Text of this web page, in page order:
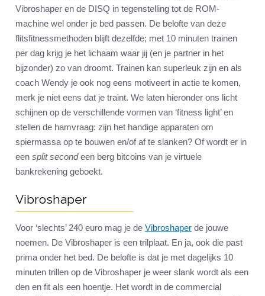
Vibroshaper en de DISQ in tegenstelling tot de ROM-
machine wel onder je bed passen. De belofte van deze
flitsfitnessmethoden blijft dezelfde; met 10 minuten trainen
per dag krijg je het lichaam waar jij (en je partner in het
bijzonder) zo van droomt. Trainen kan superleuk zijn en als
coach Wendy je ook nog eens motiveert in actie te komen,
merk je niet eens dat je traint. We laten hieronder ons licht
schijnen op de verschillende vormen van ‘fitness light’ en
stellen de hamvraag: zijn het handige apparaten om
spiermassa op te bouwen en/of af te slanken? Of wordt er in
een split secondeen berg bitcoins van je virtuele
bankrekening geboekt.
Vibroshaper
Voor ‘slechts’ 240 euro mag je de Vibroshaper de jouwe
noemen. De Vibroshaper is een trilplaat. En ja, ook die past
prima onder het bed. De belofte is dat je met dagelijks 10
minuten trillen op de Vibroshaper je weer slank wordt als een
den en fit als een hoentje. Het wordt in de commercial